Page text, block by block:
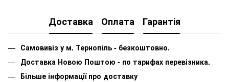
Доставка Оплата Гарантія
Самовивіз у м. Тернопіль - безкоштовно.
Доставка Новою Поштою - по тарифах перевізника.
Більше інформації про доставку